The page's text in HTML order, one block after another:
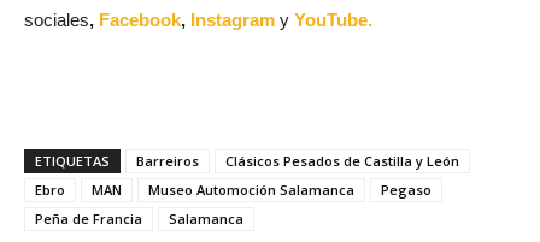
sociales, Facebook, Instagram y YouTube.
ETIQUETAS Barreiros
Clásicos Pesados de Castilla y León
Ebro
MAN Museo Automoción Salamanca
Pegaso
Peña de Francia
Salamanca